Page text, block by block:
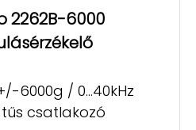
2262B-6000
6000g / 0...40kHz
tűs csatlakozó